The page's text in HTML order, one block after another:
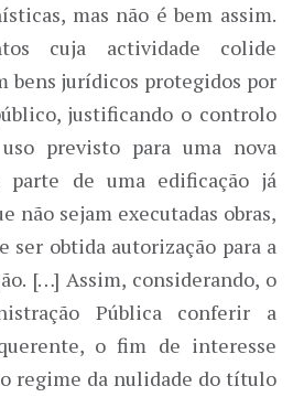
mas não é bem assim.
cuja actividade colide
bens jurídicos protegidos por
justificando o controlo
previsto para uma nova
parte de uma edificação já
não sejam executadas obras,
ser obtida autorização para a
[…] Assim, considerando, o
Pública conferir a
o fim de interesse
regime da nulidade do título